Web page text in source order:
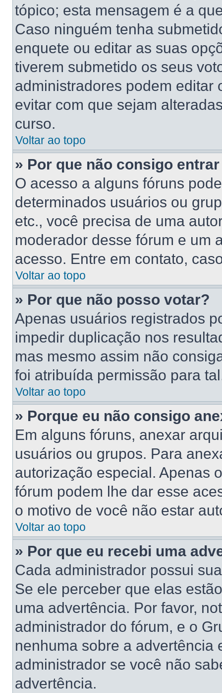
tópico; esta mensagem é a
Caso ninguém tenha
enquete ou editar as suas
tiverem submetido os seus
administradores podem editar
evitar com que sejam
curso.
Voltar ao topo
» Por que não consigo
O acesso a alguns fóruns
determinados usuários ou
etc., você precisa de uma
moderador desse fórum e um
acesso. Entre em contato,
Voltar ao topo
» Por que não posso votar?
Apenas usuários registrados
impedir duplicação nos
mas mesmo assim não
foi atribuída permissão para
Voltar ao topo
» Porque eu não consigo
Em alguns fóruns, anexar
usuários ou grupos. Para
autorização especial. Apenas
fórum podem lhe dar esse
o motivo de você não estar
Voltar ao topo
» Por que eu recebi uma
Cada administrador possui
Se ele perceber que elas
uma advertência. Por favor,
administrador do fórum, e o
nenhuma sobre a advertência
administrador se você não
advertência.